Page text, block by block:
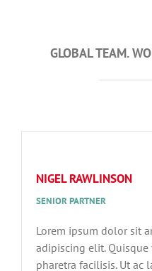
GLOBAL TEAM.
NIGEL RAWLINSON
SENIOR PARTNER
Lorem ipsum dolor sit
adipiscing elit.
pharetra facilisis. Ut ac